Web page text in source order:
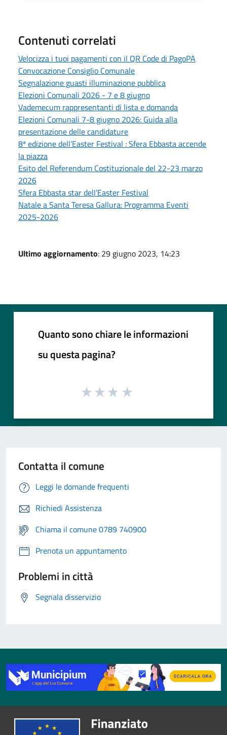
Contenuti correlati
Velocizza i tuoi pagamenti con il QR Code di PagoPA
Convocazione Consiglio Comunale
Segnalazione guasti illuminazione pubblica
Elezioni Comunali 2026 - 7 e 8 giugno
Vademecum rappresentanti di lista e domanda
Elezioni Comunali 7-8 giugno 2026: Guida alla
presentazione delle candidature
8ª edizione dell’Easter Festival : Sfera Ebbasta accende
la piazza
Esito del Referendum Costituzionale del 22-23 marzo
2026
Sfera Ebbasta star dell’Easter Festival
Natale a Santa Teresa Gallura: Programma Eventi
2025-2026
Ultimo aggiornamento: 29 giugno 2023, 14:23
Quanto sono chiare le informazioni
su questa pagina?
Contatta il comune
Leggi le domande frequenti
Richiedi Assistenza
Chiama il comune 0789 740900
Prenota un appuntamento
Problemi in città
Segnala disservizio